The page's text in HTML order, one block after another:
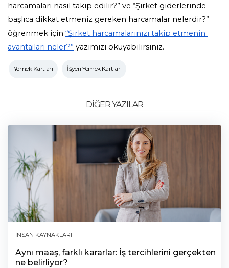
harcamaları nasıl takip edilir?” ve “Şirket giderlerinde
başlıca dikkat etmeniz gereken harcamalar nelerdir?”
öğrenmek için “Şirket harcamalarınızı takip etmenin
avantajları neler?” yazımızı okuyabilirsiniz.
Yemek Kartları İşyeri Yemek Kartları
DİĞER YAZILAR
İNSAN KAYNAKLARI
Aynı maaş, farklı kararlar: İş tercihlerini gerçekten
ne belirliyor?